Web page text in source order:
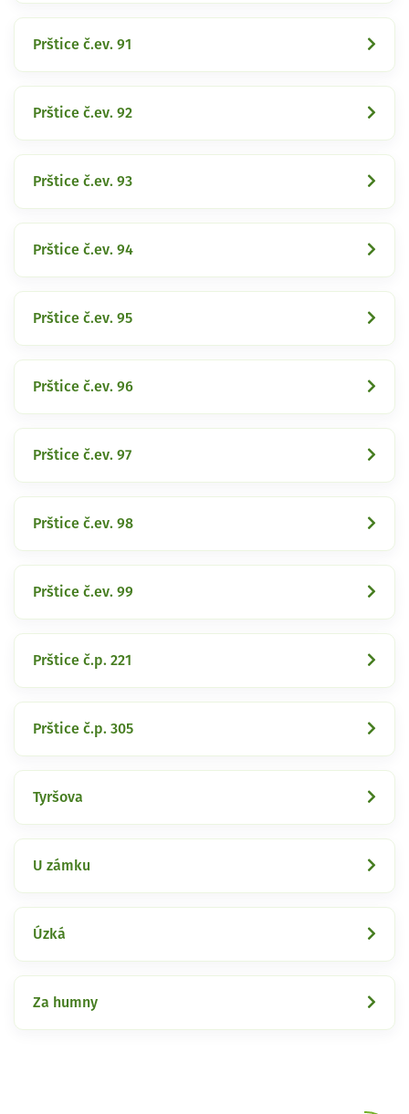
Prštice č.ev. 91
Prštice č.ev. 92
Prštice č.ev. 93
Prštice č.ev. 94
Prštice č.ev. 95
Prštice č.ev. 96
Prštice č.ev. 97
Prštice č.ev. 98
Prštice č.ev. 99
Prštice č.p. 221
Prštice č.p. 305
Tyršova
U zámku
Úzká
Za humny